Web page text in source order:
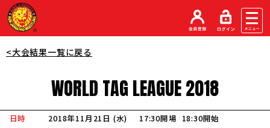
<大会結果一覧に戻る
WORLD TAG LEAGUE2018
日時 2018年11月21日 (水) 17:30開場 18:30開始